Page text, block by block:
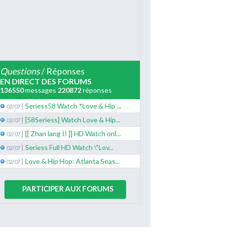
Questions/ Réponses
EN DIRECT DES FORUMS
136550messages 220872réponses
02/07 | Seriess58 Watch *Love & Hip ...
02/07 | [58Seriess] Watch Love & Hip...
02/07 | [[ Zhan lang II ]] HD Watch onl...
02/07 | Seriess Full HD Watch \"Lov...
02/07 | Love & Hip Hop: Atlanta Seas...
PARTICIPER AUX FORUMS